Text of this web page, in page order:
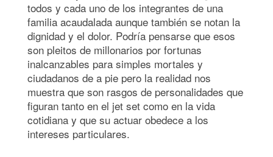
todos y cada uno de los integrantes de una
familia acaudalada aunque también se notan la
dignidad y el dolor. Podría pensarse que esos
son pleitos de millonarios por fortunas
inalcanzables para simples mortales y
ciudadanos de a pie pero la realidad nos
muestra que son rasgos de personalidades que
figuran tanto en el jet set como en la vida
cotidiana y que su actuar obedece a los
intereses particulares.